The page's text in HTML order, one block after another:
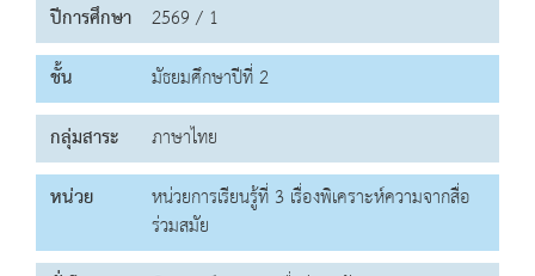
ปีการศึกษา 2569 / 1
ชั้น
มัธยมศึกษาปีที่ 2
กลุ่มสาระ
ภาษาไทย
หน่วย
หน่วยการเรียนรู้ที่ 3 เรื่องพิเคราะห์ความจากสื่อ
ร่วมสมัย